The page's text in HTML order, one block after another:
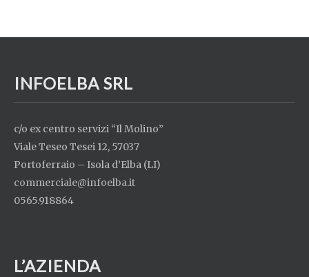
INFOELBA SRL
c/o ex centro servizi “Il Molino”
Viale Teseo Tesei 12, 57037
Portoferraio – Isola d’Elba (LI)
commerciale@infoelba.it
0565.918864
L’AZIENDA